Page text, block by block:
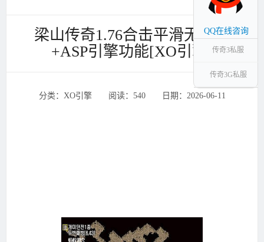
梁山传奇1.76合击平滑无限刀
+ASP引擎功能[XO引擎]
分类：XO引擎 ‌‍阅读：540 ‌‍日期：2026-06-11
QQ在线咨询
传奇3私服
传奇3G私服